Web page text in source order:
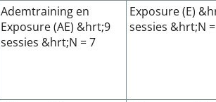
Ademtraining en
Exposure (AE) &hrt;9
sessies &hrt;N = 7
Exposure (E)
sessies &hrt;N